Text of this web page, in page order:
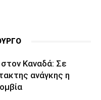
Καναδά: Σε
ανάγκης η